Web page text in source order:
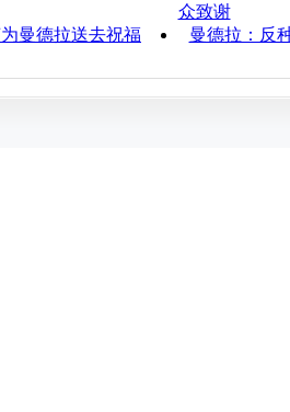
众致谢
曼德拉送去祝福
曼德拉：反